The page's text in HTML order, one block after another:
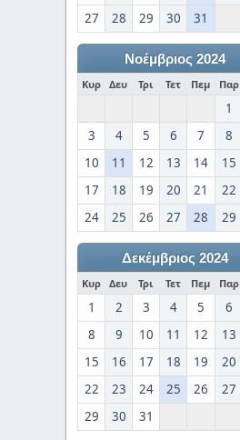
27
28 29 30 31
Νοέμβριος 2024
Κυρ Δευ Τρι Τετ Πεμ Παρ
1
3
4 5 6 7 8
10
11 12 13 14 15
17
18 19 20 21 22
24
25 26 27 28 29
Δεκέμβριος 2024
Κυρ Δευ Τρι Τετ Πεμ Παρ
1 2 3 4 5 6
8
9 10 11 12 13
15
16 17 18 19 20
22
23 24 25 26 27
29
30 31